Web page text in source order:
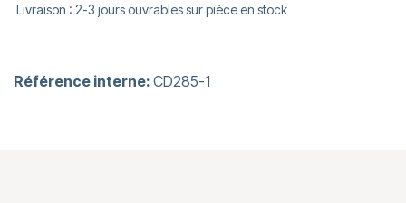
Livraison : 2-3 jours ouvrables sur pièce en stock
Référence interne: CD285-1